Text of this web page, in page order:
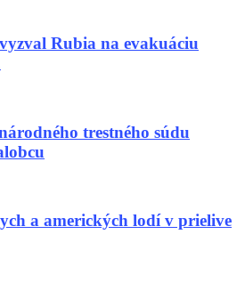
Rubia na evakuáciu
trestného súdu
a amerických lodí v prielive